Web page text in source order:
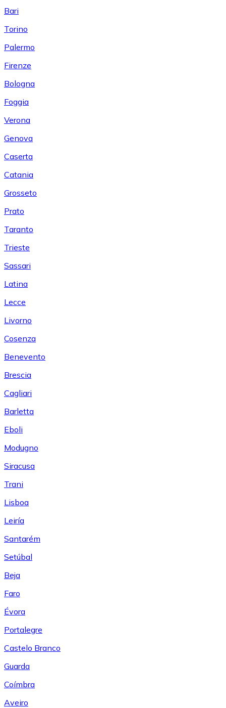
Bari
Torino
Palermo
Firenze
Bologna
Foggia
Verona
Genova
Caserta
Catania
Grosseto
Prato
Taranto
Trieste
Sassari
Latina
Lecce
Livorno
Cosenza
Benevento
Brescia
Cagliari
Barletta
Eboli
Modugno
Siracusa
Trani
Lisboa
Leiría
Santarém
Setúbal
Beja
Faro
Évora
Portalegre
Castelo Branco
Guarda
Coímbra
Aveiro